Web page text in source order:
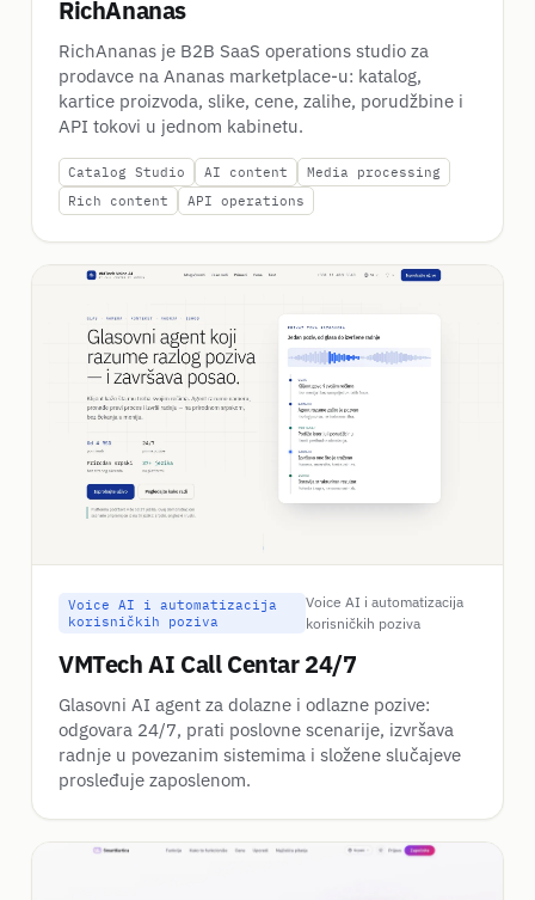
RichAnanas
RichAnanas je B2B SaaS operations studio za
prodavce na Ananas marketplace-u: katalog,
kartice proizvoda, slike, cene, zalihe, porudžbine i
API tokovi u jednom kabinetu.
Catalog Studio AI content
Media processing
Rich content
API operations
Voice AI i automatizacija
korisničkih poziva
Voice AI i automatizacija
korisničkih poziva
VMTech AI Call Centar 24/7
Glasovni AI agent za dolazne i odlazne pozive:
odgovara 24/7, prati poslovne scenarije, izvršava
radnje u povezanim sistemima i složene slučajeve
prosleđuje zaposlenom.